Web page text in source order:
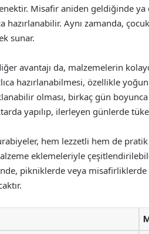
Misafir aniden geldiğinde ya
hazırlanabilir. Aynı zamanda,
sunar.
avantajı da, malzemelerin
hazırlanabilmesi, özellikle
olması, birkaç gün
yapılıp, ilerleyen günlerde
hem lezzetli hem de
eklemeleriyle
pikniklerde veya